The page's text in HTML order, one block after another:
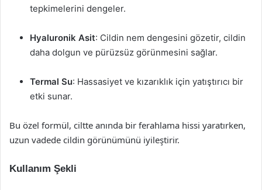
tepkimelerini dengeler.
Hyaluronik Asit: Cildin nem dengesini gözetir, cildin
daha dolgun ve pürüzsüz görünmesini sağlar.
Termal Su: Hassasiyet ve kızarıklık için yatıştırıcı bir
etki sunar.
Bu özel formül, ciltte anında bir ferahlama hissi yaratırken,
uzun vadede cildin görünümünü iyileştirir.
Kullanım Şekli